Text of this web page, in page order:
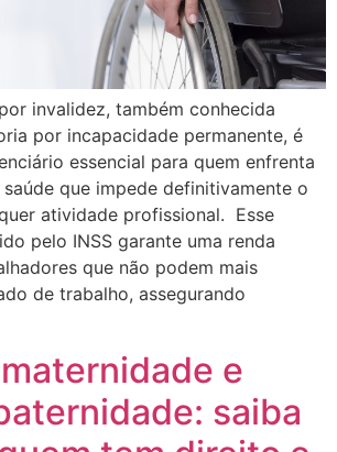
invalidez, também conhecida
por incapacidade permanente, é
essencial para quem enfrenta
que impede definitivamente o
atividade profissional. Esse
pelo INSS garante uma renda
que não podem mais
de trabalho, assegurando
e
saiba